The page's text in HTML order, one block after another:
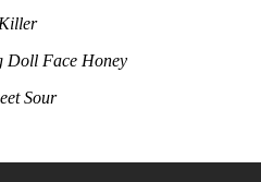
Killer
Doll Face Honey
Sour